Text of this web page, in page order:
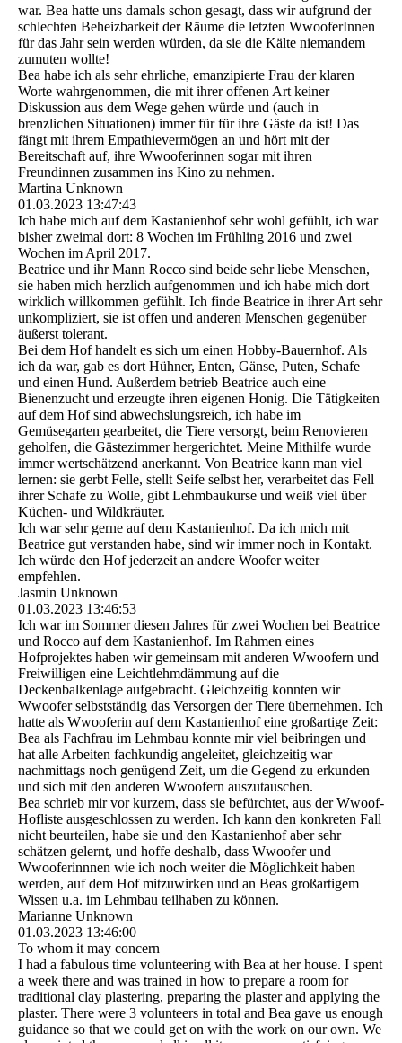
war. Bea hatte uns damals schon gesagt, dass wir aufgrund der
schlechten Beheizbarkeit der Räume die letzten WwooferInnen
für das Jahr sein werden würden, da sie die Kälte niemandem
zumuten wollte!
Bea habe ich als sehr ehrliche, emanzipierte Frau der klaren
Worte wahrgenommen, die mit ihrer offenen Art keiner
Diskussion aus dem Wege gehen würde und (auch in
brenzlichen Situationen) immer für für ihre Gäste da ist! Das
fängt mit ihrem Empathievermögen an und hört mit der
Bereitschaft auf, ihre Wwooferinnen sogar mit ihren
Freundinnen zusammen ins Kino zu nehmen.
Martina Unknown
01.03.2023 13:47:43
Ich habe mich auf dem Kastanienhof sehr wohl gefühlt, ich war
bisher zweimal dort: 8 Wochen im Frühling 2016 und zwei
Wochen im April 2017.
Beatrice und ihr Mann Rocco sind beide sehr liebe Menschen,
sie haben mich herzlich aufgenommen und ich habe mich dort
wirklich willkommen gefühlt. Ich finde Beatrice in ihrer Art sehr
unkompliziert, sie ist offen und anderen Menschen gegenüber
äußerst tolerant.
Bei dem Hof handelt es sich um einen Hobby-Bauernhof. Als
ich da war, gab es dort Hühner, Enten, Gänse, Puten, Schafe
und einen Hund. Außerdem betrieb Beatrice auch eine
Bienenzucht und erzeugte ihren eigenen Honig. Die Tätigkeiten
auf dem Hof sind abwechslungsreich, ich habe im
Gemüsegarten gearbeitet, die Tiere versorgt, beim Renovieren
geholfen, die Gästezimmer hergerichtet. Meine Mithilfe wurde
immer wertschätzend anerkannt. Von Beatrice kann man viel
lernen: sie gerbt Felle, stellt Seife selbst her, verarbeitet das Fell
ihrer Schafe zu Wolle, gibt Lehmbaukurse und weiß viel über
Küchen- und Wildkräuter.
Ich war sehr gerne auf dem Kastanienhof. Da ich mich mit
Beatrice gut verstanden habe, sind wir immer noch in Kontakt.
Ich würde den Hof jederzeit an andere Woofer weiter
empfehlen.
Jasmin Unknown
01.03.2023 13:46:53
Ich war im Sommer diesen Jahres für zwei Wochen bei Beatrice
und Rocco auf dem Kastanienhof. Im Rahmen eines
Hofprojektes haben wir gemeinsam mit anderen Wwoofern und
Freiwilligen eine Leichtlehmdämmung auf die
Deckenbalkenlage aufgebracht. Gleichzeitig konnten wir
Wwoofer selbstständig das Versorgen der Tiere übernehmen. Ich
hatte als Wwooferin auf dem Kastanienhof eine großartige Zeit:
Bea als Fachfrau im Lehmbau konnte mir viel beibringen und
hat alle Arbeiten fachkundig angeleitet, gleichzeitig war
nachmittags noch genügend Zeit, um die Gegend zu erkunden
und sich mit den anderen Wwoofern auszutauschen.
Bea schrieb mir vor kurzem, dass sie befürchtet, aus der Wwoof-
Hofliste ausgeschlossen zu werden. Ich kann den konkreten Fall
nicht beurteilen, habe sie und den Kastanienhof aber sehr
schätzen gelernt, und hoffe deshalb, dass Wwoofer und
Wwooferinnnen wie ich noch weiter die Möglichkeit haben
werden, auf dem Hof mitzuwirken und an Beas großartigem
Wissen u.a. im Lehmbau teilhaben zu können.
Marianne Unknown
01.03.2023 13:46:00
To whom it may concern
I had a fabulous time volunteering with Bea at her house. I spent
a week there and was trained in how to prepare a room for
traditional clay plastering, preparing the plaster and applying the
plaster. There were 3 volunteers in total and Bea gave us enough
guidance so that we could get on with the work on our own. We